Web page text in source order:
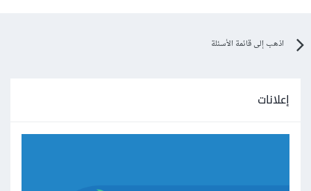
اذهب إلى قائمة الأسئلة
إعلانات